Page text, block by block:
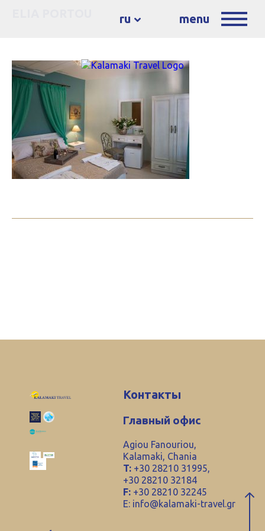
ru menu
Контакты
Главный офис
Agiou Fanouriou,
Kalamaki, Chania
T: +30 28210 31995,
+30 28210 32184
F: +30 28210 32245
E: info@kalamaki-travel.gr